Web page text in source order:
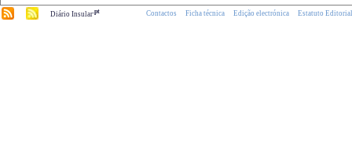
Diário Insular.pt Contactos Ficha técnica Edição electrónica Estatuto Editorial